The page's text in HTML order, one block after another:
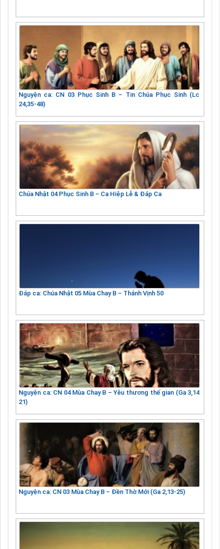
Nguyện ca: CN 03 Phục Sinh B – Tin Chúa Phục Sinh (Lc
24,35-48)
Chúa Nhật 04 Phục Sinh B – Ca Hiệp Lễ & Đáp Ca
Đáp ca: Chúa Nhật 05 Mùa Chay B – Thánh Vịnh 50
Nguyện ca: CN 04 Mùa Chay B – Yêu thương thế gian (Ga 3,14
21)
Nguyện ca: CN 03 Mùa Chay B – Đền Thờ Mới (Ga 2,13-25)